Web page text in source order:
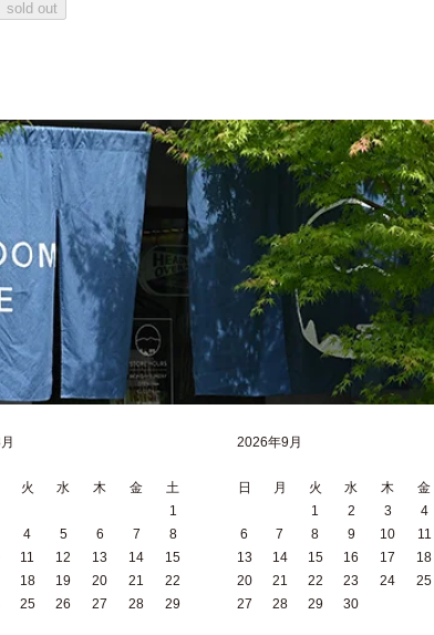
sold out
火 水 木 金
土
1
4 5 6 7
8
11 12 13 14
15
18 19 20 21
22
25 26 27 28
29
2026年9月
日 月 火 水 木 金
1
2 3 4
6
7 8 9 10 11
13
14 15 16 17 18
20
21 22 23 24 25
27
28 29 30